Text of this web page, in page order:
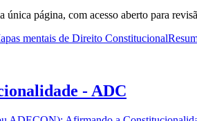
página, com acesso aberto para
mentais de Direito Constitucional
- ADC